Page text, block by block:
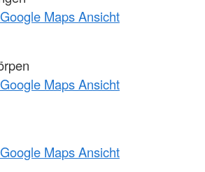
Maps Ansicht
Maps Ansicht
Maps Ansicht